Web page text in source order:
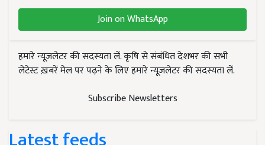
Join on WhatsApp
हमारे न्यूज़लेटर की सदस्यता लें. कृषि से संबंधित देशभर की सभी
लेटेस्ट ख़बरें मेल पर पढ़ने के लिए हमारे न्यूज़लेटर की सदस्यता लें.
Subscribe Newsletters